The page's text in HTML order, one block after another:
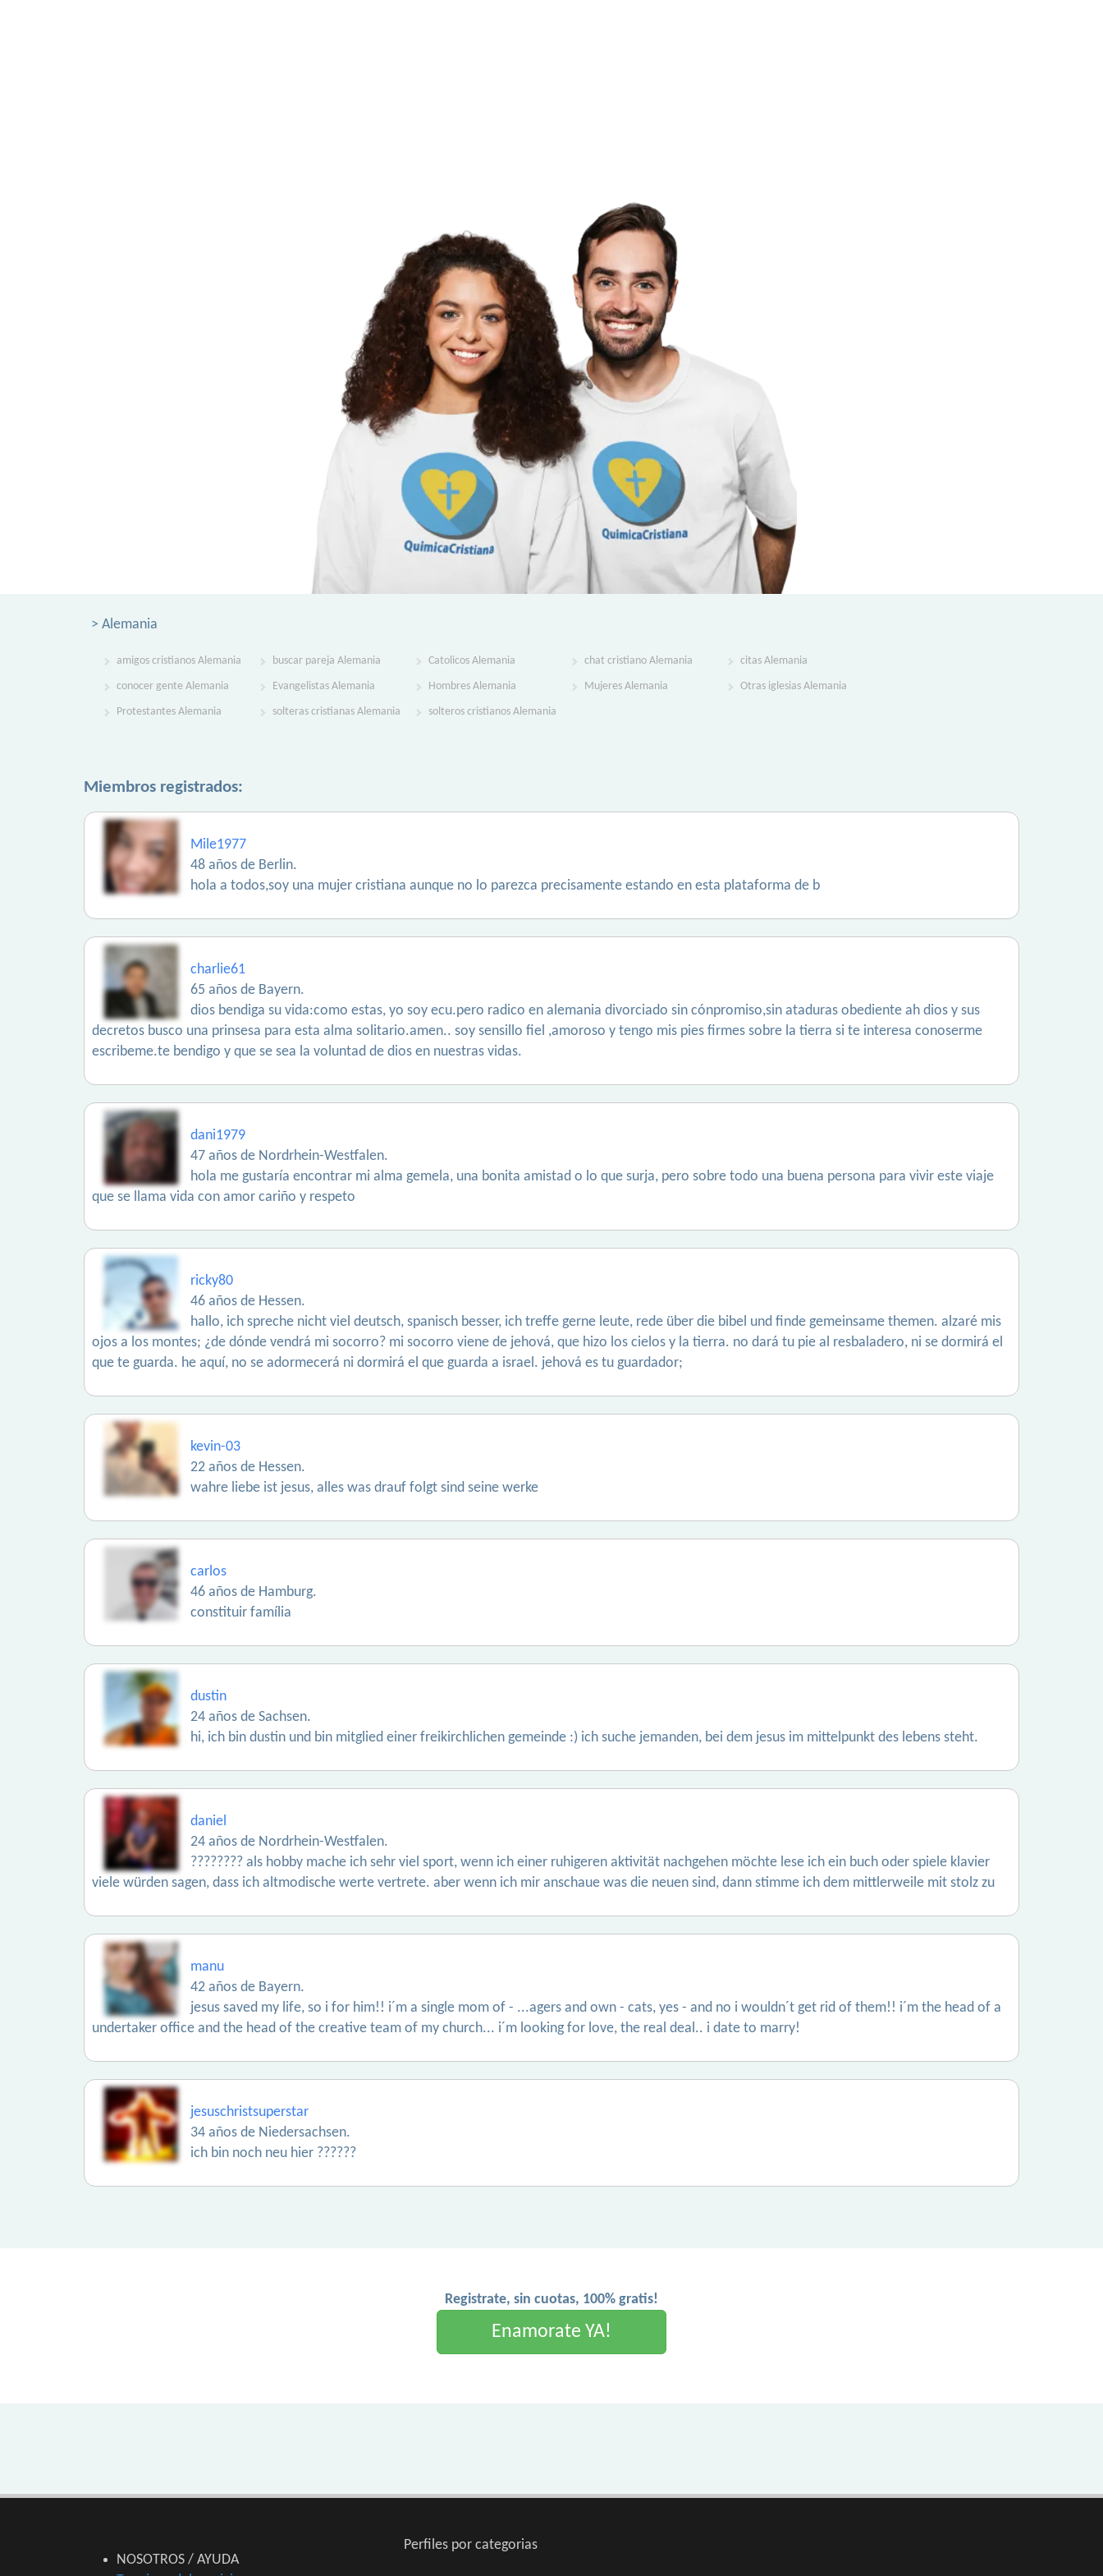
> Alemania
amigos cristianos Alemania buscar pareja Alemania Catolicos Alemania chat cristiano Alemania citas Alemania
conocer gente Alemania Evangelistas Alemania Hombres Alemania Mujeres Alemania Otras iglesias Alemania
Protestantes Alemania solteras cristianas Alemania solteros cristianos Alemania
Miembros registrados:
Mile1977
48 años de Berlin.
hola a todos,soy una mujer cristiana aunque no lo parezca precisamente estando en esta plataforma de b
charlie61
65 años de Bayern.
dios bendiga su vida:como estas, yo soy ecu.pero radico en alemania divorciado sin cónpromiso,sin ataduras obediente ah dios y sus
decretos busco una prinsesa para esta alma solitario.amen.. soy sensillo fiel ,amoroso y tengo mis pies firmes sobre la tierra si te interesa conoserme
escribeme.te bendigo y que se sea la voluntad de dios en nuestras vidas.
dani1979
47 años de Nordrhein-Westfalen.
hola me gustaría encontrar mi alma gemela, una bonita amistad o lo que surja, pero sobre todo una buena persona para vivir este viaje
que se llama vida con amor cariño y respeto
ricky80
46 años de Hessen.
hallo, ich spreche nicht viel deutsch, spanisch besser, ich treffe gerne leute, rede über die bibel und finde gemeinsame themen. alzaré mis
ojos a los montes; ¿de dónde vendrá mi socorro? mi socorro viene de jehová, que hizo los cielos y la tierra. no dará tu pie al resbaladero, ni se dormirá el
que te guarda. he aquí, no se adormecerá ni dormirá el que guarda a israel. jehová es tu guardador;
kevin-03
22 años de Hessen.
wahre liebe ist jesus, alles was drauf folgt sind seine werke
carlos
46 años de Hamburg.
constituir família
dustin
24 años de Sachsen.
hi, ich bin dustin und bin mitglied einer freikirchlichen gemeinde :) ich suche jemanden, bei dem jesus im mittelpunkt des lebens steht.
daniel
24 años de Nordrhein-Westfalen.
???????? als hobby mache ich sehr viel sport, wenn ich einer ruhigeren aktivität nachgehen möchte lese ich ein buch oder spiele klavier
viele würden sagen, dass ich altmodische werte vertrete. aber wenn ich mir anschaue was die neuen sind, dann stimme ich dem mittlerweile mit stolz zu
manu
42 años de Bayern.
jesus saved my life, so i for him!! i´m a single mom of - ...agers and own - cats, yes - and no i wouldn´t get rid of them!! i´m the head of a
undertaker office and the head of the creative team of my church... i´m looking for love, the real deal.. i date to marry!
jesuschristsuperstar
34 años de Niedersachsen.
ich bin noch neu hier ??????
Registrate, sin cuotas, 100% gratis!
Enamorate YA!
NOSOTROS / AYUDA
Perfiles por categorias